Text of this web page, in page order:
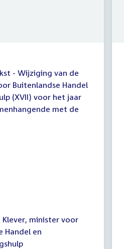
- Wijziging van de
Buitenlandse Handel
(XVII) voor het jaar
met de
Klever, minister voor
Handel en